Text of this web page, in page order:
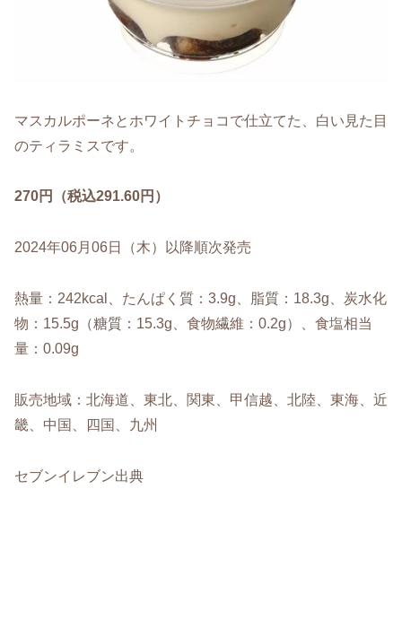
マスカルポーネとホワイトチョコで仕立てた、白い見た目
のティラミスです。
270円（税込291.60円）
2024年06月06日（木）以降順次発売
熱量：242kcal、たんぱく質：3.9g、脂質：18.3g、炭水化
物：15.5g（糖質：15.3g、食物繊維：0.2g）、食塩相当
量：0.09g
販売地域：北海道、東北、関東、甲信越、北陸、東海、近
畿、中国、四国、九州
セブンイレブン出典